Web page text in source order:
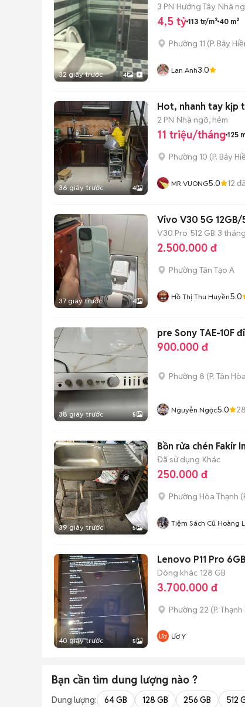
32 giây trước 4
3 PN Hướng Tây Nhà
4,5 tỷ 113 tr/m² 40 m²
Phường 11 (P. Bảy
Lan Anh3.0
36 giây trước 4
Hot, nhanh tay kịp
2 PN Nhà ngõ, hẻm
11 triệu/tháng 125
Phường 10 (P. Bảy
MR VUONG5.0 12
37 giây trước 4
Vivo V30 5G 12GB/
V30 Pro 512 GB 3 tháng
2.500.000 đ
Phường Tân Tạo A
Hồ Thị Thu Huyền5.0
38 giây trước 5
pre
900.000 đ
Phường 8 (P. Tân
Nguyễn Ngọc5.0
39 giây trước 5
Bồn rửa chén Fakir
Đã sử dụng Khác
250.000 đ
Phường Hòa Thạnh (
Tiệm Sách Cũ Hoàng
40 giây trước 5
Lenovo P11 Pro
Dòng khác 128 GB
3.700.000 đ
Phường 22 (P.
Ươ Y
Bạn cần tìm dung lượng nào ?
Dung lượng: 64 GB 128 GB 256 GB 512